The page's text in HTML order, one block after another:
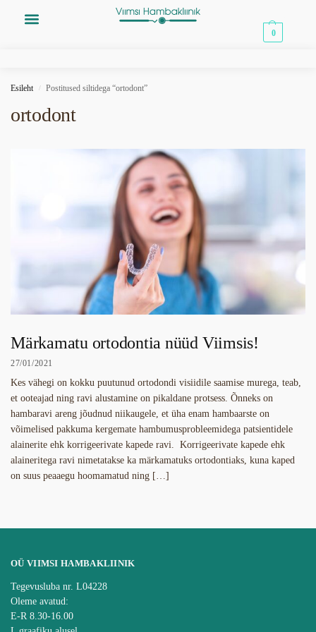
0
Esileht / Postitused siltidega “ortodont”
ortodont
Märkamatu ortodontia nüüd Viimsis!
27/01/2021
Kes vähegi on kokku puutunud ortodondi visiidile saamise murega, teab,
et ooteajad ning ravi alustamine on pikaldane protsess. Õnneks on
hambaravi areng jõudnud niikaugele, et üha enam hambaarste on
võimelised pakkuma kergemate hambumusprobleemidega patsientidele
alainerite ehk korrigeerivate kapede ravi. Korrigeerivate kapede ehk
alaineritega ravi nimetatakse ka märkamatuks ortodontiaks, kuna kaped
on suus peaaegu hoomamatud ning […]
OÜ VIIMSI HAMBAKLIINIK
Tegevusluba nr. L04228
Oleme avatud:
E-R 8.30-16.00